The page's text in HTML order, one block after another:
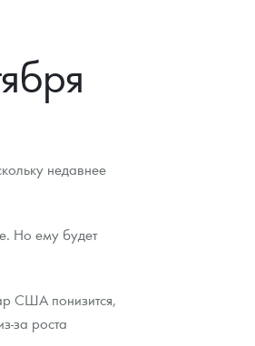
недавнее
Но ему будет
США понизится,
за роста